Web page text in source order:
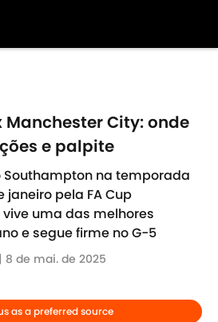
City: onde
e palpite
Southampton na temporada
janeiro pela FA Cup
uma das melhores
e segue firme no G-5
| 8 de mai. de 2025
as a preferred source